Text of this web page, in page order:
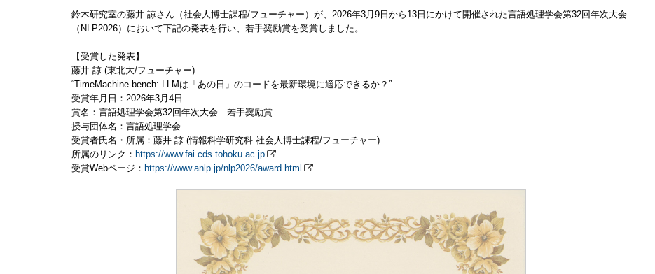
鈴木研究室の藤井 諒さん（社会人博士課程/フューチャー）が、2026年3月9日から13日にかけて開催された言語処理学会第32回年次大会
（NLP2026）において下記の発表を行い、若手奨励賞を受賞しました。
【受賞した発表】
藤井 諒 (東北大/フューチャー)
“TimeMachine-bench: LLMは「あの日」のコードを最新環境に適応できるか？”
受賞年月日：2026年3月4日
賞名：言語処理学会第32回年次大会 若手奨励賞
授与団体名：言語処理学会
受賞者氏名・所属：藤井 諒 (情報科学研究科 社会人博士課程/フューチャー)
所属のリンク： https://www.fai.cds.tohoku.ac.jp
受賞Webページ： https://www.anlp.jp/nlp2026/award.html